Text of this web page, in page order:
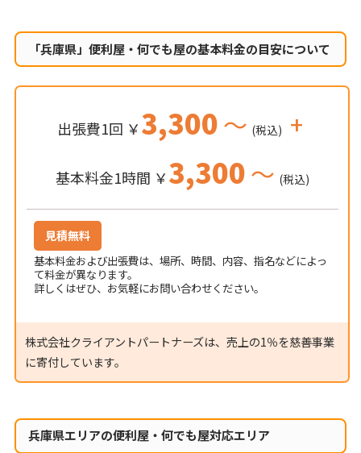
「兵庫県」便利屋・何でも屋の基本料金の目安について
出張費1回 ￥3,300～ (税込) +
基本料金1時間 ￥3,300～ (税込)
見積無料
基本料金および出張費は、場所、時間、内容、指名などによっ
て料金が異なります。
詳しくはぜひ、お気軽にお問い合わせください。
株式会社クライアントパートナーズは、売上の1％を慈善事業
に寄付しています。
兵庫県エリアの便利屋・何でも屋対応エリア